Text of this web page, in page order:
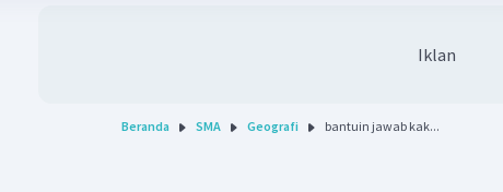
Iklan
Beranda SMA Geografi bantuin jawab kak...